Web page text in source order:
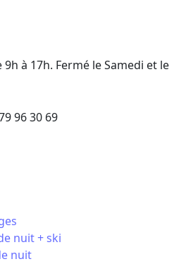
à 17h. Fermé le Samedi et le
96 30 69
nuit + ski
nuit